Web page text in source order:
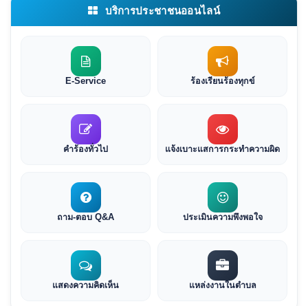
บริการประชาชนออนไลน์
E-Service ร้องเรียนร้องทุกข์
คำร้องทั่วไป แจ้งเบาะแสการกระทำความผิด
ถาม-ตอบ Q&A ประเมินความพึงพอใจ
แสดงความคิดเห็น แหล่งงานในตำบล